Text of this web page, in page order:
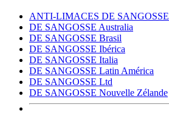
ANTI-LIMACES DE SANGOSSE
DE SANGOSSE Australia
DE SANGOSSE Brasil
DE SANGOSSE Ibérica
DE SANGOSSE Italia
DE SANGOSSE Latin América
DE SANGOSSE Ltd
DE SANGOSSE Nouvelle Zélande